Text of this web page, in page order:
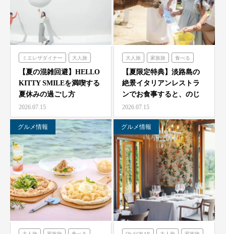
ミエレザダイナー 大人旅
家族旅 食べる 体験する
ハローキティスマイル
【夏の混雑回避】HELLO
KITTY SMILEを満喫する
夏休みの過ごし方
2026.07.15
大人旅 家族旅 食べる
体験する のじまスコーラ
【夏限定特典】淡路島の
絶景イタリアンレストラ
ンでお食事すると、のじ
ま動物園の入場券をプレ
ゼ…
2026.07.15
グルメ情報 グルメ情報